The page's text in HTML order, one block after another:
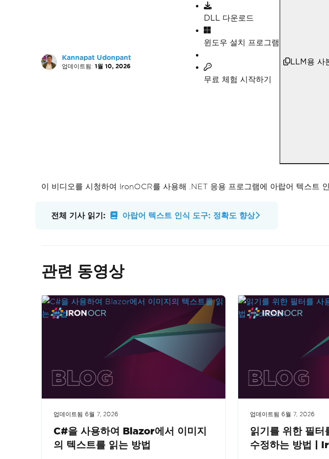
Kannapat Udonpant
업데이트됨: 1월 10, 2026
DLL 다운로드
윈도우 설치 프로그램
무료 체험 시작하기
LLM용 사
이 비디오를 시청하여 IronOCR를 사용해 .NET 응용 프로그램에 아랍어 텍스트
전체 기사 읽기: 아랍어 텍스트 인식 도구: 정확도 향상
관련 동영상
업데이트됨 6월 7, 2026
C#을 사용하여 Blazor에서 이미지
의 텍스트를 읽는 방법
업데이트됨 6월 7, 2026
읽기를 위한 필터
수정하는 방법 |